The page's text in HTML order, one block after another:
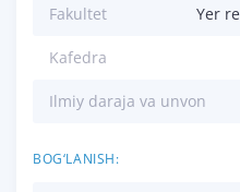
Fakultet Yer
Kafedra
Ilmiy daraja va unvon
BOG‘LANISH: